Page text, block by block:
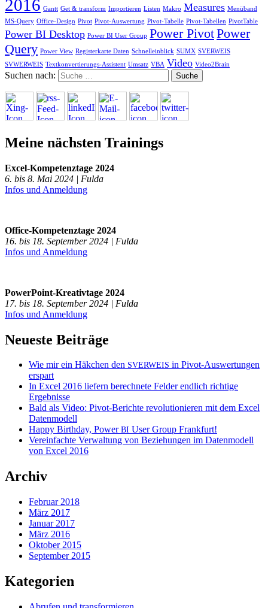
2016 Gantt Get & transform Importieren Listen Makro Measures Menüband
MS-Query Office-Design Pivot Pivot-Auswertung Pivot-Tabelle Pivot-Tabellen PivotTable
Power BI Desktop Power BI User Group Power PivotPower
Query Power View Registerkarte Daten Schnelleinblick SUMX SVERWEIS
SVWERWEIS Textkonvertierungs-Assistent Umsatz VBA Video Video2Brain
Suchen nach:
Meine nächsten Trainings
Excel-Kompetenztage 2024
6. bis 8. Mai 2024 | Fulda
Infos und Anmeldung
Office-Kompetenztage 2024
16. bis 18. September 2024 | Fulda
Infos und Anmeldung
PowerPoint-Kreativtage 2024
17. bis 18. September 2024 | Fulda
Infos und Anmeldung
Neueste Beiträge
Wie mir ein Häkchen den SVERWEIS in Pivot-Auswertungen
erspart
In Excel 2016 liefern berechnete Felder endlich richtige
Ergebnisse
Bald als Video: Pivot-Berichte revolutionieren mit dem Excel
Datenmodell
Happy Birthday, PowerBI User Group Frankfurt!
Vereinfachte Verwaltung von Beziehungen im Datenmodell
von Excel 2016
Archiv
Februar 2018
März 2017
Januar 2017
März 2016
Oktober 2015
September 2015
Kategorien